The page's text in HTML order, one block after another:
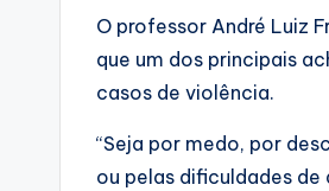
O professor André Luiz
que um dos principais
casos de violência.
“Seja por medo, por
ou pelas dificuldades